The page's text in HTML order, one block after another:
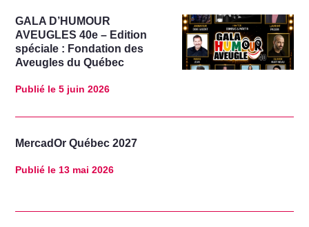
GALA D’HUMOUR
AVEUGLES 40e – Edition
spéciale : Fondation des
Aveugles du Québec
Publié le 5 juin 2026
MercadOr Québec 2027
Publié le 13 mai 2026